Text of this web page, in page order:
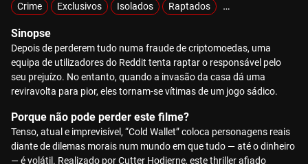
Crime Exclusivos Isolados Raptados Vingança
Sinopse
Depois de perderem tudo numa fraude de criptomoedas, uma
equipa de utilizadores do Reddit tenta raptar o responsável pelo
seu prejuízo. No entanto, quando a invasão da casa dá uma
reviravolta para pior, eles tornam-se vítimas de um jogo sádico.
Porque não pode perder este filme?
Tenso, atual e imprevisível, “Cold Wallet” coloca personagens reais
diante de dilemas morais num mundo em que tudo — até o dinheiro
— é volátil. Realizado por Cutter Hodierne, este thriller afiado